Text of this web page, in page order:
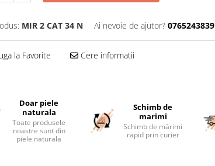
MIR 2 CAT 34 N Ai nevoie de ajutor? 0765243839
la Favorite Cere informatii
Doar piele
naturala
Toate produsele
noastre sunt din
piele naturala
Schimb de
marimi
Schimb de mărimi
rapid prin curier